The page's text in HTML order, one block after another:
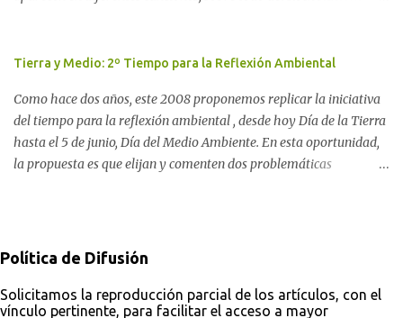
Dukal.
Carolina Aponte La Madre Tierra se escucha en las canciones del
Tierra y Medio: 2º Tiempo para la Reflexión Ambiental
Como hace dos años, este 2008 proponemos replicar la iniciativa
del tiempo para la reflexión ambiental , desde hoy Día de la Tierra
hasta el 5 de junio, Día del Medio Ambiente. En esta oportunidad,
la propuesta es que elijan y comenten dos problemáticas
la toma de conciencia es un factor imprescindible. Por ello, además
observación de medios, buscamos fomentar una opinión pública
Política de Difusión
Solicitamos la reproducción parcial de los artículos, con el
vínculo pertinente, para facilitar el acceso a mayor